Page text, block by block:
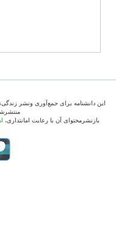
این دانشنامه برای جمع‌آوری ونشر
بازنشرمحتوای آن با رعایت امانتداری،